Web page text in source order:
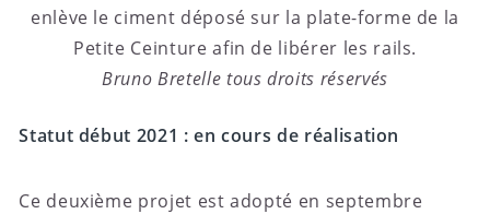
enlève le ciment déposé sur la plate-forme de la
Petite Ceinture afin de libérer les rails.
Bruno Bretelle tous droits réservés
Statut début 2021 : en cours de réalisation
Ce deuxième projet est adopté en septembre